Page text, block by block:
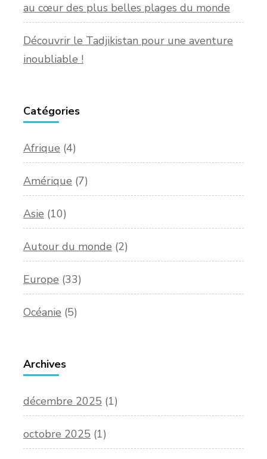
au cœur des plus belles plages du monde
Découvrir le Tadjikistan pour une aventure
inoubliable !
Catégories
Afrique (4)
Amérique (7)
Asie (10)
Autour du monde (2)
Europe (33)
Océanie (5)
Archives
décembre 2025 (1)
octobre 2025 (1)